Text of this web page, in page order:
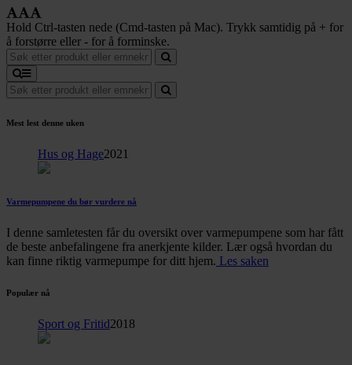
Hold Ctrl-tasten nede (Cmd-tasten på Mac). Trykk samtidig på + for
å forstørre eller - for å forminske.
Mest lest denne uken
Hus og Hage2021
Varmepumpene du bør vurdere nå
I denne samletesten får du oversikt over varmepumpene som har fått
de beste anbefalingene fra anerkjente kilder. Lær også hvordan du
kan finne riktig varmepumpe for ditt hjem. Les saken
Populær nå
Sport og Fritid2018